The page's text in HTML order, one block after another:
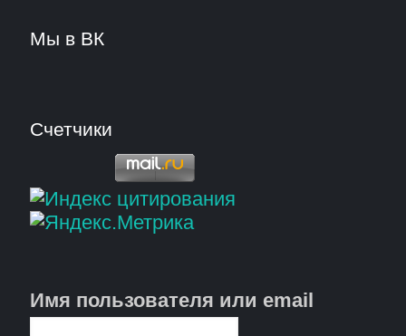
Мы в ВК
Счетчики
Имя пользователя или email